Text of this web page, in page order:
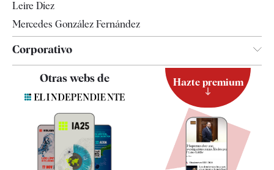
Leire Díez
Mercedes González Fernández
Corporativo
Contacto
Quiénes somos
Especificaciones
Otras webs de Hazte premium